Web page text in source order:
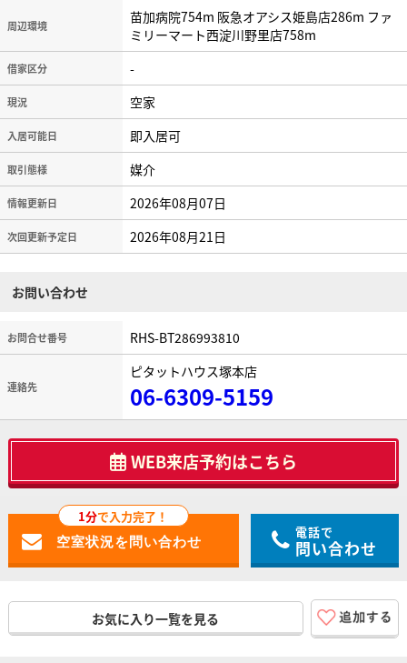
周辺環境
苗加病院754m 阪急オアシス姫島店286m ファ
ミリーマート西淀川野里店758m
借家区分 -
現況 空家
入居可能日 即入居可
取引態様 媒介
情報更新日 2026年08月07日
次回更新予定日 2026年08月21日
お問い合わせ
お問合せ番号 RHS-BT286993810
連絡先
ピタットハウス塚本店
06-6309-5159
WEB来店予約はこちら
1分で入力完了！
電話で
問い合わせ
お気に入り一覧を見る